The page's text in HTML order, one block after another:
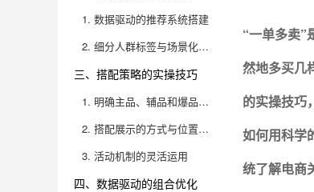
1. 数据驱动的推荐系统搭建
2. 细分人群标签与场景化推荐
三、搭配策略的实操技巧
1. 明确主品、辅品和爆品的分工
2. 搭配展示的方式与位置优化
3. 活动机制的灵活运用
四、数据驱动的组合优化
“一单多卖”
然地多买几
的实操技巧
如何用科学
统了解电商